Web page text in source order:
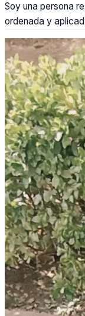
Soy una persona
ordenada y